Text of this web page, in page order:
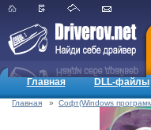
Главная DLL-файлы
Главная » Софт(Windows